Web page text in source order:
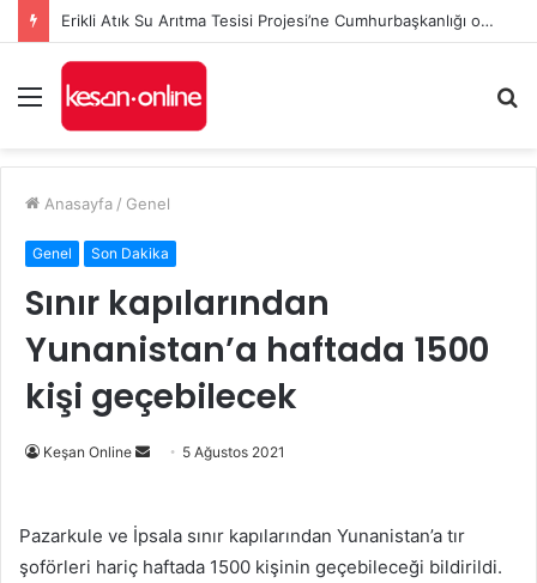
Erikli Atık Su Arıtma Tesisi Projesi’ne Cumhurbaşkanlığı onayı
Menü
...
Anasayfa / Genel
Genel Son Dakika
Sınır kapılarından
Yunanistan’a haftada 1500
kişi geçebilecek
Keşan Online
Bir
göndermek
5 Ağustos 2021
Pazarkule ve İpsala sınır kapılarından Yunanistan’a tır
şoförleri hariç haftada 1500 kişinin geçebileceği bildirildi.